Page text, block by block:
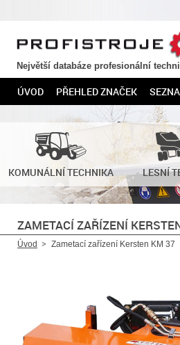
PROFISTROJE.CZ
Největší databáze profesionální
ÚVOD PŘEHLED ZNAČEK
KOMUNÁLNÍ TECHNIKA LESNÍ
ZAMETACÍ ZAŘÍZENÍ
Úvod Zametací zařízení Kersten KM 37